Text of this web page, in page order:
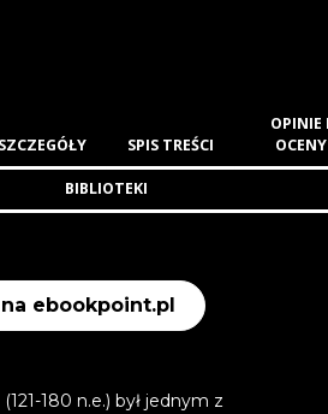
SZCZEGÓŁY SPIS TREŚCI
OPINIE
OCENY
BIBLIOTEKI
ebookpoint.pl
(121-180 n.e.) był jednym z